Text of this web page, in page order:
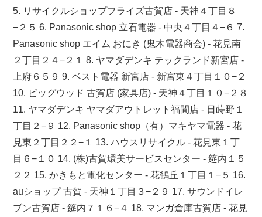
5. リサイクルショップフライズ古賀店 - 天神４丁目８
−２５ 6. Panasonic shop 立石電器 - 中央４丁目４−６ 7.
Panasonic shop エイム おにき (鬼木電器商会) - 花見南
２丁目２４−２１ 8. ヤマダデンキ テックランド新宮店 -
上府６５９ 9. ベスト電器 新宮店 - 新宮東４丁目１０−２
10. ビッグウッド 古賀店 (家具店) - 天神４丁目１０−２８
11. ヤマダデンキ ヤマダアウトレット福間店 - 日蒔野１
丁目２−９ 12. Panasonic shop（有）マキヤマ電器 - 花
見東２丁目２２−１ 13. ハウスリサイクル - 花見東１丁
目６−１０ 14. (株)古賀環美サービスセンター - 筵内１５
２２ 15. かきもと電化センター - 花鶴丘１丁目１−５ 16.
auショップ 古賀 - 天神１丁目３−２９ 17. サウンドイレ
ブン古賀店 - 筵内７１６−４ 18. マンガ倉庫古賀店 - 花見